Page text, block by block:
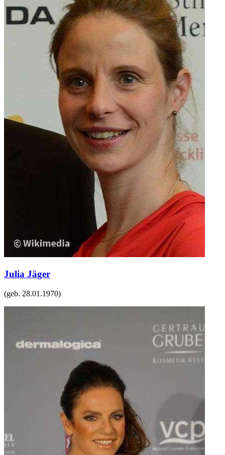
Julia Jäger
(geb. 28.01.1970)